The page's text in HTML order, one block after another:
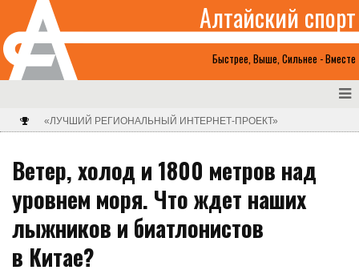
Быстрее, Выше, Сильнее - Вместе
Алтайский спорт
«ЛУЧШИЙ РЕГИОНАЛЬНЫЙ ИНТЕРНЕТ-ПРОЕКТ»
Ветер, холод и 1800 метров над
уровнем моря. Что ждет наших
лыжников и биатлонистов
в Китае?